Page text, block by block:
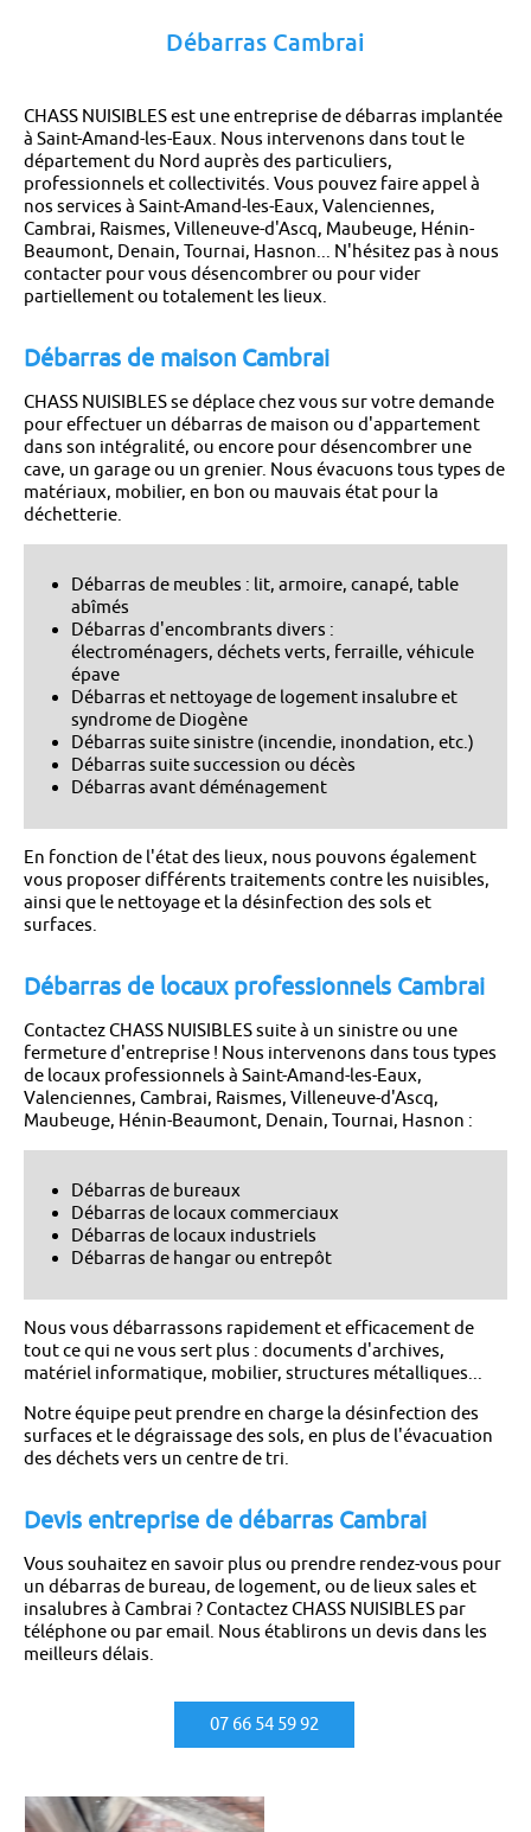
Débarras Cambrai
CHASS NUISIBLES est une entreprise de débarras implantée
à Saint-Amand-les-Eaux. Nous intervenons dans tout le
département du Nord auprès des particuliers,
professionnels et collectivités. Vous pouvez faire appel à
nos services à Saint-Amand-les-Eaux, Valenciennes,
Cambrai, Raismes, Villeneuve-d'Ascq, Maubeuge, Hénin-
Beaumont, Denain, Tournai, Hasnon... N'hésitez pas à nous
contacter pour vous désencombrer ou pour vider
partiellement ou totalement les lieux.
Débarras de maison Cambrai
CHASS NUISIBLES se déplace chez vous sur votre demande
pour effectuer un débarras de maison ou d'appartement
dans son intégralité, ou encore pour désencombrer une
cave, un garage ou un grenier. Nous évacuons tous types de
matériaux, mobilier, en bon ou mauvais état pour la
déchetterie.
Débarras de meubles : lit, armoire, canapé, table
abîmés
Débarras d'encombrants divers :
électroménagers, déchets verts, ferraille, véhicule
épave
Débarras et nettoyage de logement insalubre et
syndrome de Diogène
Débarras suite sinistre (incendie, inondation, etc.)
Débarras suite succession ou décès
Débarras avant déménagement
En fonction de l'état des lieux, nous pouvons également
vous proposer différents traitements contre les nuisibles,
ainsi que le nettoyage et la désinfection des sols et
surfaces.
Débarras de locaux professionnels Cambrai
Contactez CHASS NUISIBLES suite à un sinistre ou une
fermeture d'entreprise ! Nous intervenons dans tous types
de locaux professionnels à Saint-Amand-les-Eaux,
Valenciennes, Cambrai, Raismes, Villeneuve-d'Ascq,
Maubeuge, Hénin-Beaumont, Denain, Tournai, Hasnon :
Débarras de bureaux
Débarras de locaux commerciaux
Débarras de locaux industriels
Débarras de hangar ou entrepôt
Nous vous débarrassons rapidement et efficacement de
tout ce qui ne vous sert plus : documents d'archives,
matériel informatique, mobilier, structures métalliques...
Notre équipe peut prendre en charge la désinfection des
surfaces et le dégraissage des sols, en plus de l'évacuation
des déchets vers un centre de tri.
Devis entreprise de débarras Cambrai
Vous souhaitez en savoir plus ou prendre rendez-vous pour
un débarras de bureau, de logement, ou de lieux sales et
insalubres à Cambrai ? Contactez CHASS NUISIBLES par
téléphone ou par email. Nous établirons un devis dans les
meilleurs délais.
07 66 54 59 92